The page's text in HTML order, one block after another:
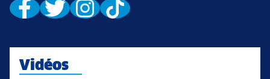
Vidéos